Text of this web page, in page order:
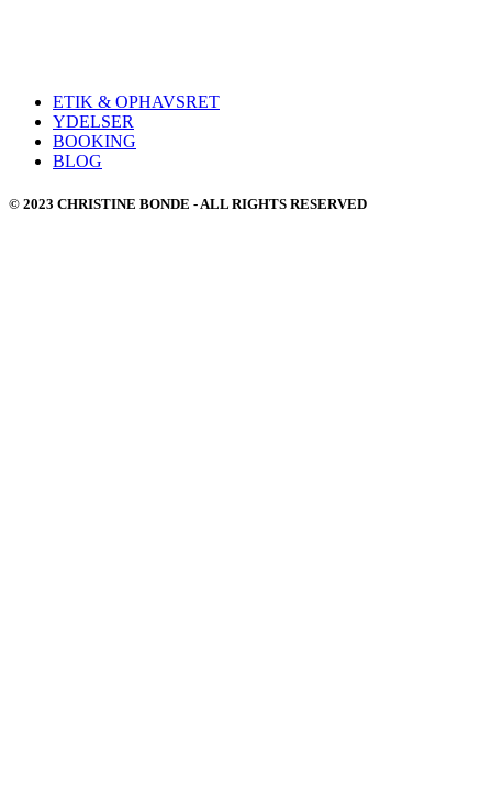
ETIK & OPHAVSRET
YDELSER
BOOKING
BLOG
© 2023 CHRISTINE BONDE - ALL RIGHTS RESERVED